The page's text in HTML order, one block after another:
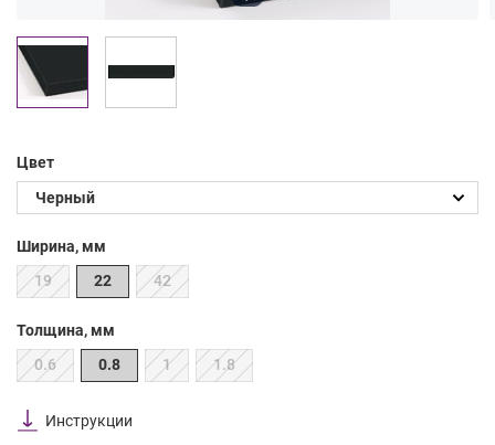
Цвет
Ширина, мм
19
22 42
Толщина, мм
0.6
0.8 1 1.8
Инструкции